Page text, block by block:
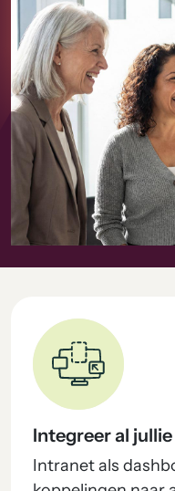
Integreer al
Intranet als